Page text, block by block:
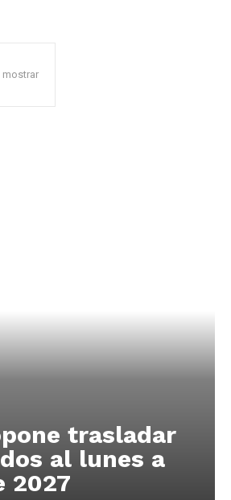
mostrar
trasladar
al lunes a
2027